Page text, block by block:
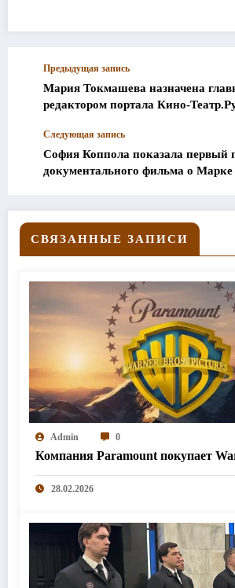
Предыдущая запись
Мария Токмашева назначена
редактором портала Кино-
Следующая запись
София Коппола показала первый
документального фильма о
СВЯЗАННЫЕ ЗАПИСИ
Admin 0
Компания Paramount покупает
28.02.2026